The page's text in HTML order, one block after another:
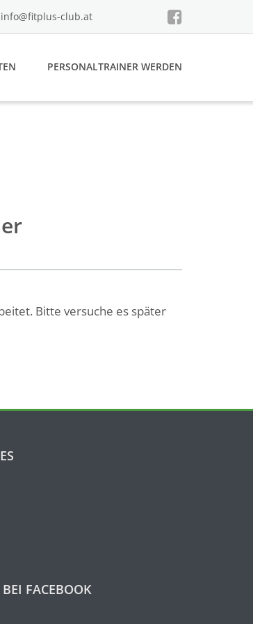
info@fitplus-club.at
PERSONALTRAINER WERDEN
Bitte versuche es später
FACEBOOK